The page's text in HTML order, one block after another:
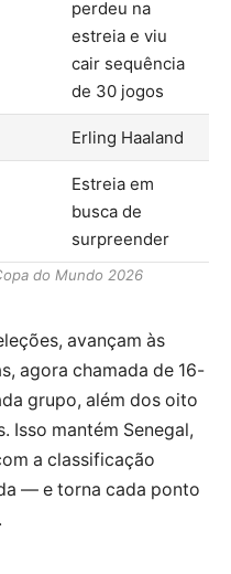
perdeu na
estreia e viu
cair sequência
de 30 jogos
Erling Haaland
Estreia em
busca de
surpreender
do Mundo 2026
avançam às
agora chamada de 16-
grupo, além dos oito
Isso mantém Senegal,
a classificação
— e torna cada ponto